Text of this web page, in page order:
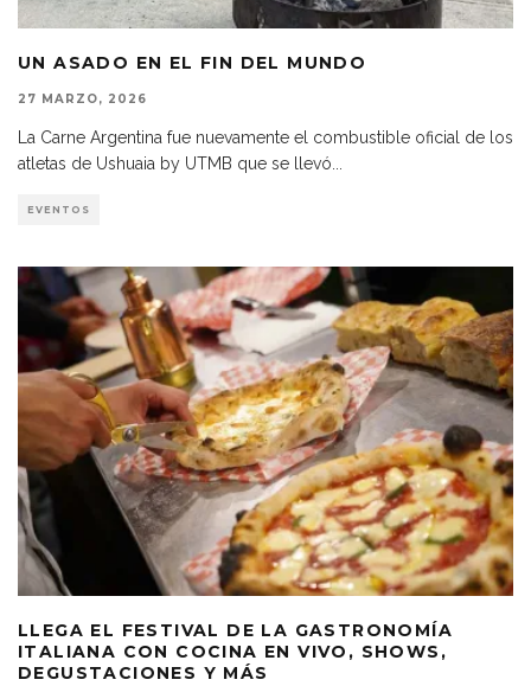
UN ASADO EN EL FIN DEL MUNDO
27 MARZO, 2026
La Carne Argentina fue nuevamente el combustible oficial de los
atletas de Ushuaia by UTMB que se llevó
EVENTOS
LLEGA EL FESTIVAL DE LA GASTRONOMÍA
ITALIANA CON COCINA EN VIVO, SHOWS,
DEGUSTACIONES Y MÁS